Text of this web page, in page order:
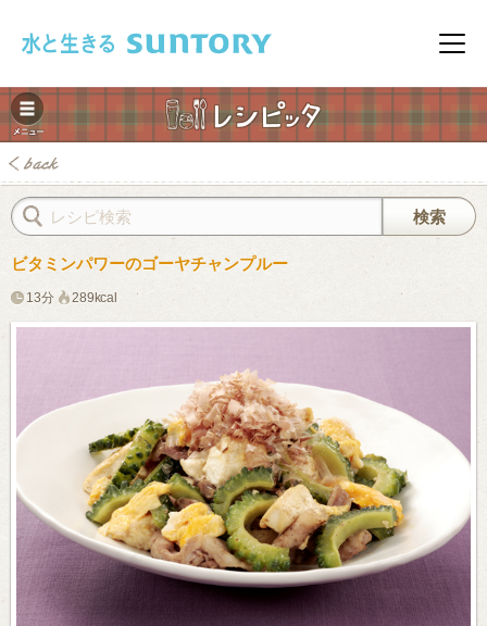
メニ
レシピ
ビタミンパワーのゴーヤチャンプルー
13分 289kcal